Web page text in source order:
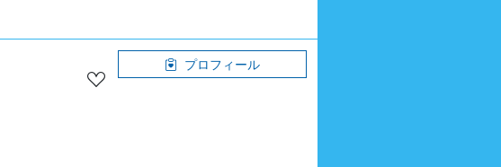
プロフィール